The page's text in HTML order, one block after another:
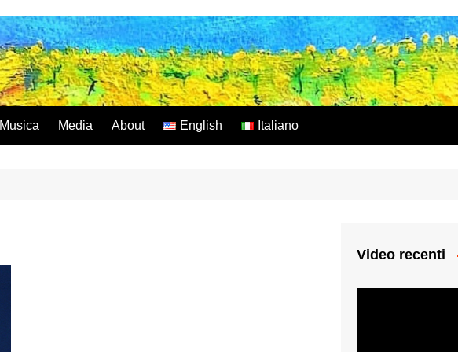
Musica Media About English Italiano
Video recenti